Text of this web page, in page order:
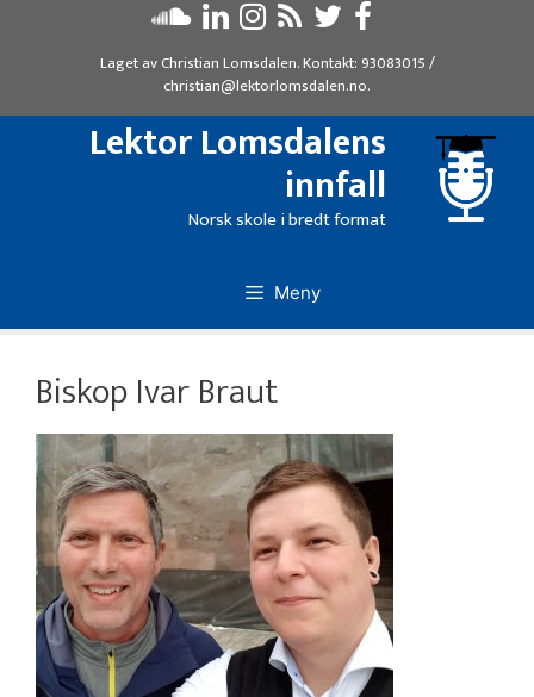
Laget avChristian Lomsdalen. Kontakt: 93083015/
christian@lektorlomsdalen.no.
Lektor Lomsdalens
innfall
Norsk skole i bredt format
Meny
Biskop Ivar Braut